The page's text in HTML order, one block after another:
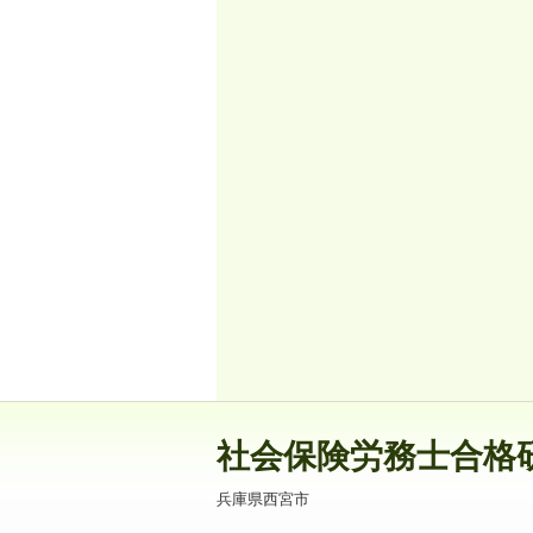
社会保険労務士合格
兵庫県西宮市